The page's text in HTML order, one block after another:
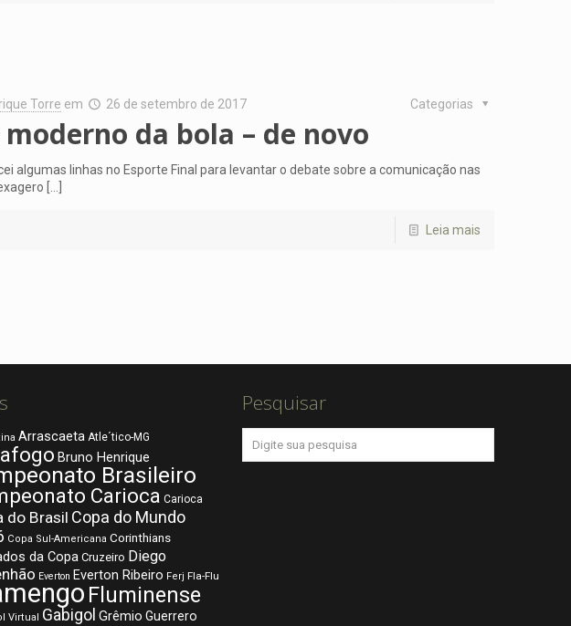
Torre em 26 de setembro de 2017 Categorias
da bola – de novo
algumas linhas no Esporte Final para levantar o debate sobre a comunicação nas
[…]
Leia mais
Arrascaeta Atle´tico-MG
Bruno Henrique
Brasileiro
Carioca Carioca
do Brasil Copa do Mundo
Copa Sul-Americana Corinthians
da Copa Cruzeiro Diego
Everton Everton Ribeiro Ferj Fla-Flu
Fluminense
Virtual Gabigol Grêmio Guerrero
Pesquisar